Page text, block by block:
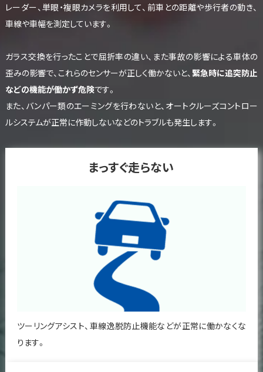
レーダー、単眼・複眼カメラを利用して、前車との距離や歩行者の動き、
車線や車幅を測定しています。
ガラス交換を行ったことで屈折率の違い、また事故の影響による車体の
歪みの影響で、これらのセンサーが正しく働かないと、 緊急時に追突防止
などの機能が働かず危険です。
また、バンパー類のエーミングを行わないと、オートクルーズコントロー
ルシステムが正常に作動しないなどのトラブルも発生します。
まっすぐ走らない
ツーリングアシスト、車線逸脱防止機能などが正常に働かなくな
ります。